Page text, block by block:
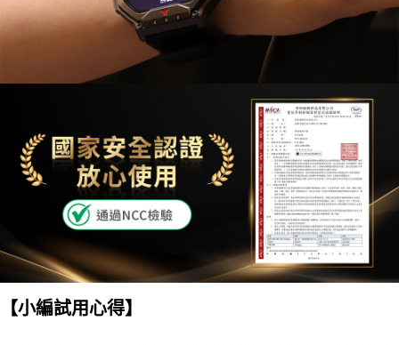
【小編試用心得】